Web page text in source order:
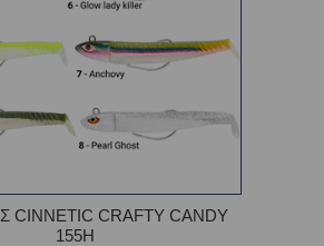
CINNETIC CRAFTY CANDY
155H